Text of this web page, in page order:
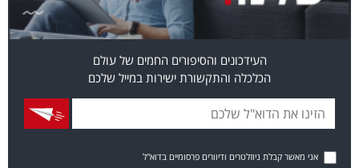
העידכונים והסיפורים החמים של עולם
הכלכלה והתקשורת ישירות במייל שלכם
אני מאשר קבלת ניוזלטרים ודיוורים פרסומיים בדוא"ל